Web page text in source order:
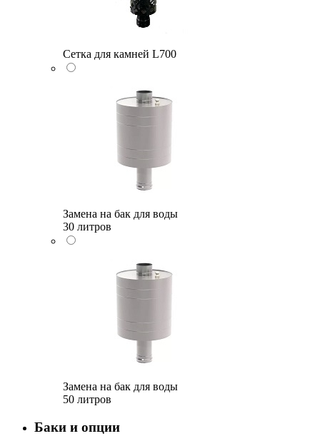
Сетка для камней L700
Замена на бак для воды
30 литров
Замена на бак для воды
50 литров
Баки и опции